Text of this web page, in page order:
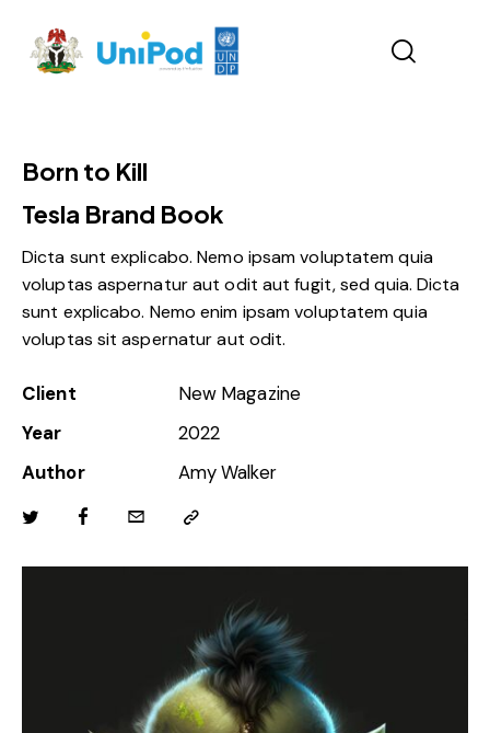
Born to Kill
Tesla Brand Book
Dicta sunt explicabo. Nemo ipsam voluptatem quia
voluptas aspernatur aut odit aut fugit, sed quia. Dicta
sunt explicabo. Nemo enim ipsam voluptatem quia
voluptas sit aspernatur aut odit.
Client
New Magazine
Year
2022
Author
Amy Walker